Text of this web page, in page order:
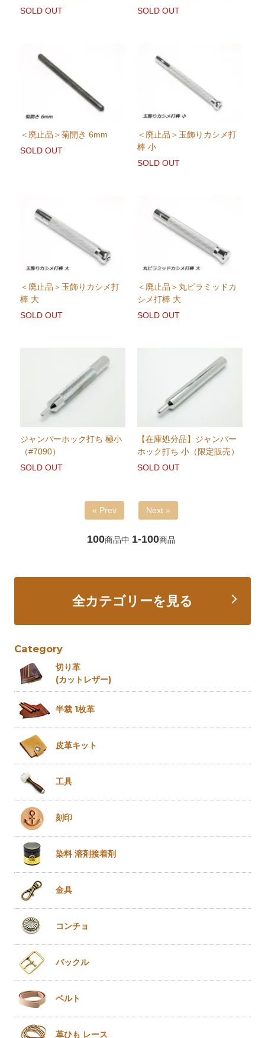
SOLD OUT
SOLD OUT
＜廃止品＞菊開き 6mm
SOLD OUT
＜廃止品＞玉飾りカシメ打
棒 小
SOLD OUT
＜廃止品＞玉飾りカシメ打
棒 大
SOLD OUT
＜廃止品＞丸ピラミッドカ
シメ打棒 大
SOLD OUT
ジャンパーホック打ち 極小
（#7090）
SOLD OUT
【在庫処分品】ジャンパー
ホック打ち 小（限定販売）
SOLD OUT
« Prev Next »
100商品中 1-100商品
全カテゴリーを見る
Category
切り革
(カットレザー)
半裁 1枚革
皮革キット
工具
刻印
染料 溶剤接着剤
金具
コンチョ
バックル
ベルト
革ひも レース